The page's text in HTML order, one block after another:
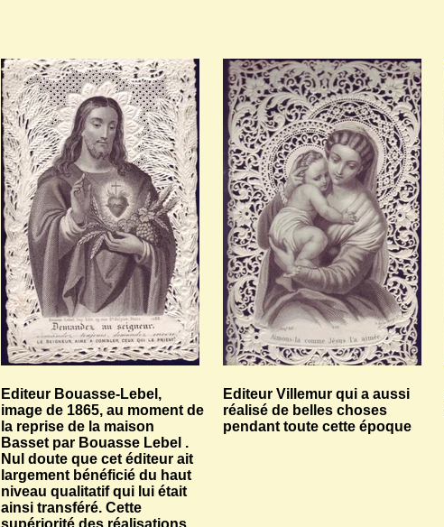
Editeur Bouasse-Lebel,
image de 1865, au moment de
la reprise de la maison
Basset par Bouasse Lebel .
Nul doute que cet éditeur ait
largement bénéficié du haut
niveau qualitatif qui lui était
ainsi transféré. Cette
supériorité des réalisations
Editeur Villemur qui a aussi
réalisé de belles choses
pendant toute cette époque